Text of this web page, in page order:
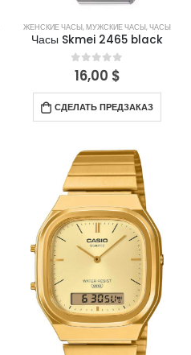
ЖЕНСКИЕ ЧАСЫ,МУЖСКИЕ ЧАСЫ,ЧАСЫ
Часы Skmei 2465 black
0out of 5
16,00 $
СДЕЛАТЬ ПРЕДЗАКАЗ